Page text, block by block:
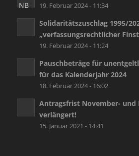
19. Februar 2024 - 11:34
Solidaritätszuschlag 1995/
„verfassungsrechtlicher
19. Februar 2024 - 11:24
Pauschbeträge für
für das Kalenderjahr 2024
18. Februar 2024 - 16:02
Antragsfrist November- und
verlängert!
15. Januar 2021 - 14:41